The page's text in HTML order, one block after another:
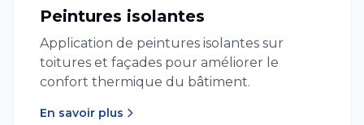
Peintures isolantes
Application de peintures isolantes sur
toitures et façades pour améliorer le
confort thermique du bâtiment.
En savoir plus